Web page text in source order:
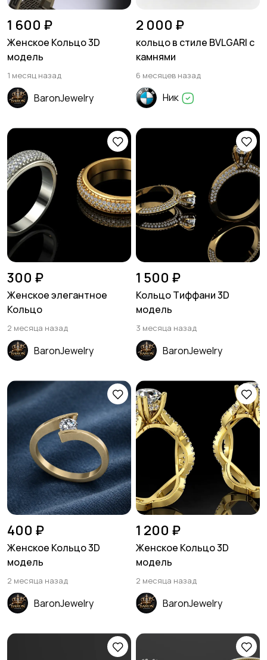
1 600 ₽
Женское Кольцо 3D
модель
1 месяц назад
BaronJewelry
2 000 ₽
кольцо в стиле BVLGARI с
камнями
6 месяцев назад
Ник
300 ₽
Женское элегантное
Кольцо
2 месяца назад
BaronJewelry
1 500 ₽
Кольцо Тиффани 3D
модель
3 месяца назад
BaronJewelry
400 ₽
Женское Кольцо 3D
модель
2 месяца назад
BaronJewelry
1 200 ₽
Женское Кольцо 3D
модель
2 месяца назад
BaronJewelry